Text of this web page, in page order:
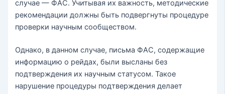
случае — ФАС. Учитывая их важность, методические
рекомендации должны быть подвергнуты процедуре
проверки научным сообществом.
Однако, в данном случае, письма ФАС, содержащие
информацию о рейдах, были высланы без
подтверждения их научным статусом. Такое
нарушение процедуры подтверждения делает